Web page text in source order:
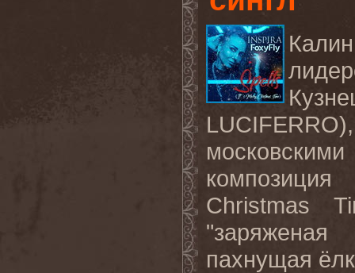
Christmas
пахнущая